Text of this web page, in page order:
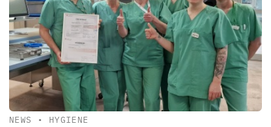
NEWS • HYGIENE